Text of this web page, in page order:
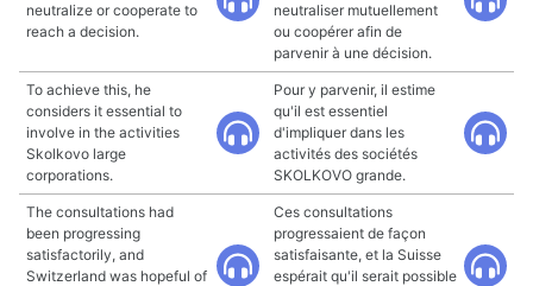
neutralize or cooperate to
reach a decision.
neutraliser mutuellement
ou coopérer afin de
parvenir à une décision.
To achieve this, he
considers it essential to
involve in the activities
Skolkovo large
corporations.
Pour y parvenir, il estime
qu'il est essentiel
d'impliquer dans les
activités des sociétés
SKOLKOVO grande.
The consultations had
been progressing
satisfactorily, and
Switzerland was hopeful of
Ces consultations
progressaient de façon
satisfaisante, et la Suisse
espérait qu'il serait possible